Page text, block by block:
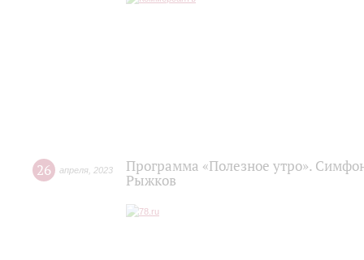
26 апреля 2023
Программа «Полезное утро».
Рыжков